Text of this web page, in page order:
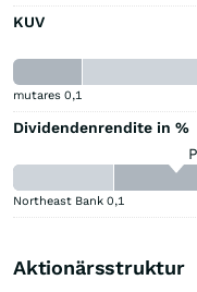
KUV
mutares 0,1
Dividendenrendite in %
Northeast Bank 0,1
Aktionärsstruktur